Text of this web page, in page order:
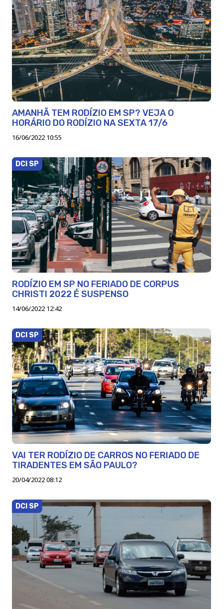
AMANHÃ TEM RODÍZIO EM SP? VEJA O
HORÁRIO DO RODÍZIO NA SEXTA 17/6
16/06/2022 10:55
DCI SP
RODÍZIO EM SP NO FERIADO DE CORPUS
CHRISTI 2022 É SUSPENSO
14/06/2022 12:42
DCI SP
VAI TER RODÍZIO DE CARROS NO FERIADO DE
TIRADENTES EM SÃO PAULO?
20/04/2022 08:12
DCI SP